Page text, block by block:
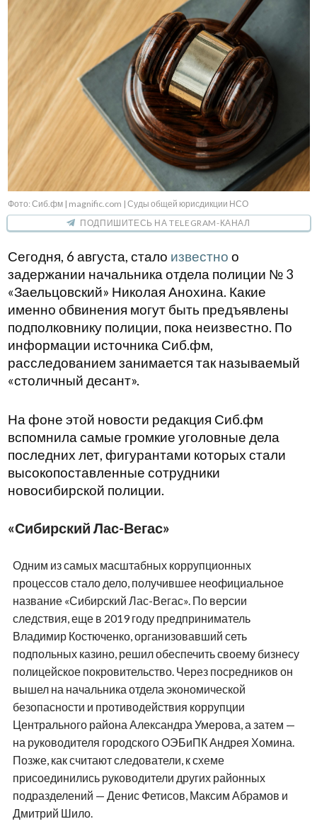
Фото: Сиб.фм | magnific.com | Суды общей юрисдикции НСО
ПОДПИШИТЕСЬ НА TELEGRAM-КАНАЛ
Сегодня, 6 августа, стало известно о
задержании начальника отдела полиции № 3
«Заельцовский» Николая Анохина. Какие
именно обвинения могут быть предъявлены
подполковнику полиции, пока неизвестно. По
информации источника Сиб.фм,
расследованием занимается так называемый
«столичный десант».
На фоне этой новости редакция Сиб.фм
вспомнила самые громкие уголовные дела
последних лет, фигурантами которых стали
высокопоставленные сотрудники
новосибирской полиции.
«Сибирский Лас-Вегас»
Одним из самых масштабных коррупционных
процессов стало дело, получившее неофициальное
название «Сибирский Лас-Вегас». По версии
следствия, еще в 2019 году предприниматель
Владимир Костюченко, организовавший сеть
подпольных казино, решил обеспечить своему бизнесу
полицейское покровительство. Через посредников он
вышел на начальника отдела экономической
безопасности и противодействия коррупции
Центрального района Александра Умерова, а затем —
на руководителя городского ОЭБиПК Андрея Хомина.
Позже, как считают следователи, к схеме
присоединились руководители других районных
подразделений — Денис Фетисов, Максим Абрамов и
Дмитрий Шило.